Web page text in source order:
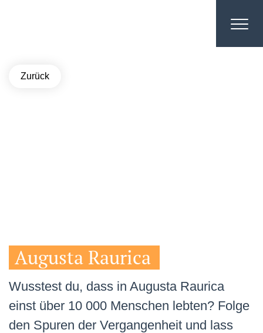
Zurück
Augusta Raurica
Wusstest du, dass in Augusta Raurica
einst über 10 000 Menschen lebten? Folge
den Spuren der Vergangenheit und lass